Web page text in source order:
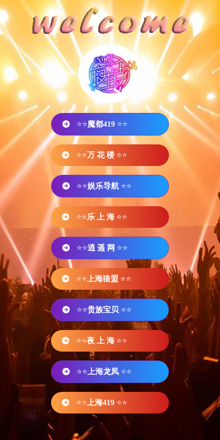
⭐⭐魔都419 ⭐⭐
⭐⭐万 花 楼 ⭐⭐
⭐⭐娱乐导航 ⭐⭐
⭐⭐乐 上 海 ⭐⭐
⭐⭐逍 遥 网 ⭐⭐
⭐⭐ 上海狼盟 ⭐⭐
⭐⭐贵族宝贝 ⭐⭐
⭐⭐夜 上 海 ⭐⭐
⭐⭐ 上海龙凤 ⭐⭐
⭐⭐ 上海419 ⭐⭐